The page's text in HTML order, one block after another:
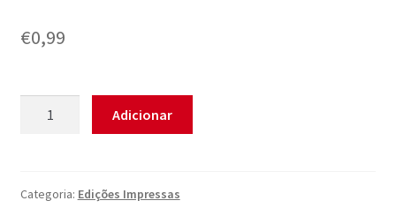
€0,99
Nº
Adicionar
Categoria: Edições Impressas